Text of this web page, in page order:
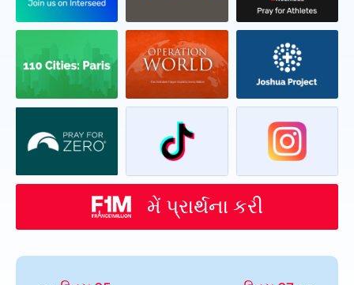
મેં પ્રાર્થના કરી